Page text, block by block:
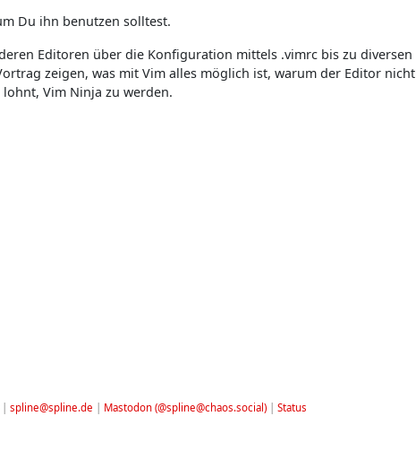
Du ihn benutzen solltest.
Editoren über die Konfiguration mittels .vimrc bis zu diversen
zeigen, was mit Vim alles möglich ist, warum der Editor nicht
Vim Ninja zu werden.
spline@spline.de Mastodon (@spline@chaos.social) Status